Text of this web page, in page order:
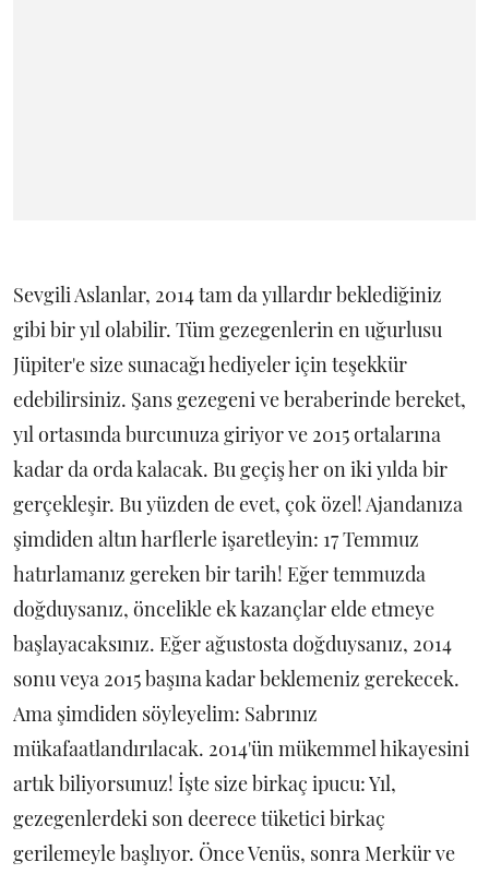
Sevgili Aslanlar, 2014 tam da yıllardır beklediğiniz
gibi bir yıl olabilir. Tüm gezegenlerin en uğurlusu
Jüpiter'e size sunacağı hediyeler için teşekkür
edebilirsiniz. Şans gezegeni ve beraberinde bereket,
yıl ortasında burcunuza giriyor ve 2015 ortalarına
kadar da orda kalacak. Bu geçiş her on iki yılda bir
gerçekleşir. Bu yüzden de evet, çok özel! Ajandanıza
şimdiden altın harflerle işaretleyin: 17 Temmuz
hatırlamanız gereken bir tarih! Eğer temmuzda
doğduysanız, öncelikle ek kazançlar elde etmeye
başlayacaksınız. Eğer ağustosta doğduysanız, 2014
sonu veya 2015 başına kadar beklemeniz gerekecek.
Ama şimdiden söyleyelim: Sabrınız
mükafaatlandırılacak. 2014'ün mükemmel hikayesini
artık biliyorsunuz! İşte size birkaç ipucu: Yıl,
gezegenlerdeki son deerece tüketici birkaç
gerilemeyle başlıyor. Önce Venüs, sonra Merkür ve